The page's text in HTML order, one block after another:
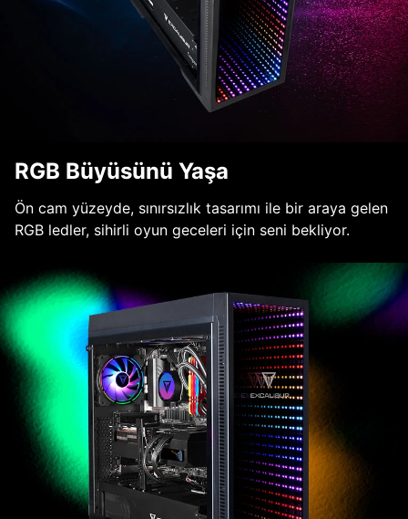
RGB Büyüsünü Yaşa
Ön cam yüzeyde, sınırsızlık tasarımı ile bir araya gelen
RGB ledler, sihirli oyun geceleri için seni bekliyor.